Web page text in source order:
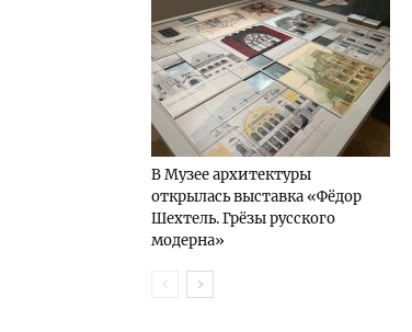
В Музее архитектуры
открылась выставка «Фёдор
Шехтель. Грёзы русского
модерна»